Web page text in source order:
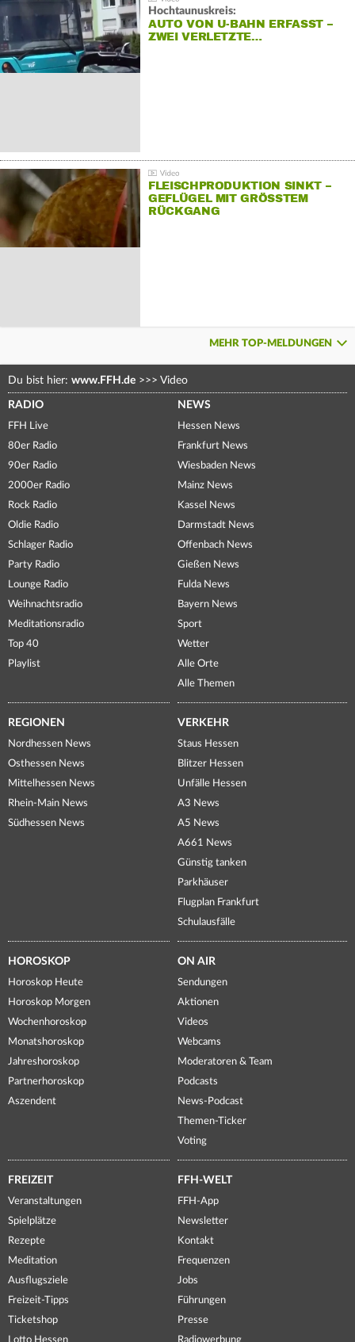
Hochtaunuskreis:
AUTO VON U-BAHN ERFASST –
ZWEI VERLETZTE…
FLEISCHPRODUKTION SINKT –
GEFLÜGEL MIT GRÖSSTEM R
ÜCKGANG
MEHR TOP-MELDUNGEN
Du bist hier: www.FFH.de >>> Video
RADIO
FFH Live
80er Radio
90er Radio
2000er Radio
Rock Radio
Oldie Radio
Schlager Radio
Party Radio
Lounge Radio
Weihnachtsradio
Meditationsradio
Top 40
Playlist
NEWS
Hessen News
Frankfurt News
Wiesbaden News
Mainz News
Kassel News
Darmstadt News
Offenbach News
Gießen News
Fulda News
Bayern News
Sport
Wetter
Alle Orte
Alle Themen
REGIONEN
Nordhessen News
Osthessen News
Mittelhessen News
Rhein-Main News
Südhessen News
VERKEHR
Staus Hessen
Blitzer Hessen
Unfälle Hessen
A3 News
A5 News
A661 News
Günstig tanken
Parkhäuser
Flugplan Frankfurt
Schulausfälle
HOROSKOP
Horoskop Heute
Horoskop Morgen
Wochenhoroskop
Monatshoroskop
Jahreshoroskop
Partnerhoroskop
Aszendent
ON AIR
Sendungen
Aktionen
Videos
Webcams
Moderatoren & Team
Podcasts
News-Podcast
Themen-Ticker
Voting
FREIZEIT
Veranstaltungen
Spielplätze
Rezepte
Meditation
Ausflugsziele
Freizeit-Tipps
Ticketshop
Lotto Hessen
FFH-WELT
FFH-App
Newsletter
Kontakt
Frequenzen
Jobs
Führungen
Presse
Radiowerbung